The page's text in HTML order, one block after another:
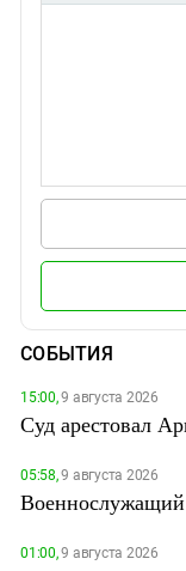
СОБЫТИЯ
15:00,9 августа 2026
Суд арестовал
05:58,9 августа 2026
01:00,9 августа 2026